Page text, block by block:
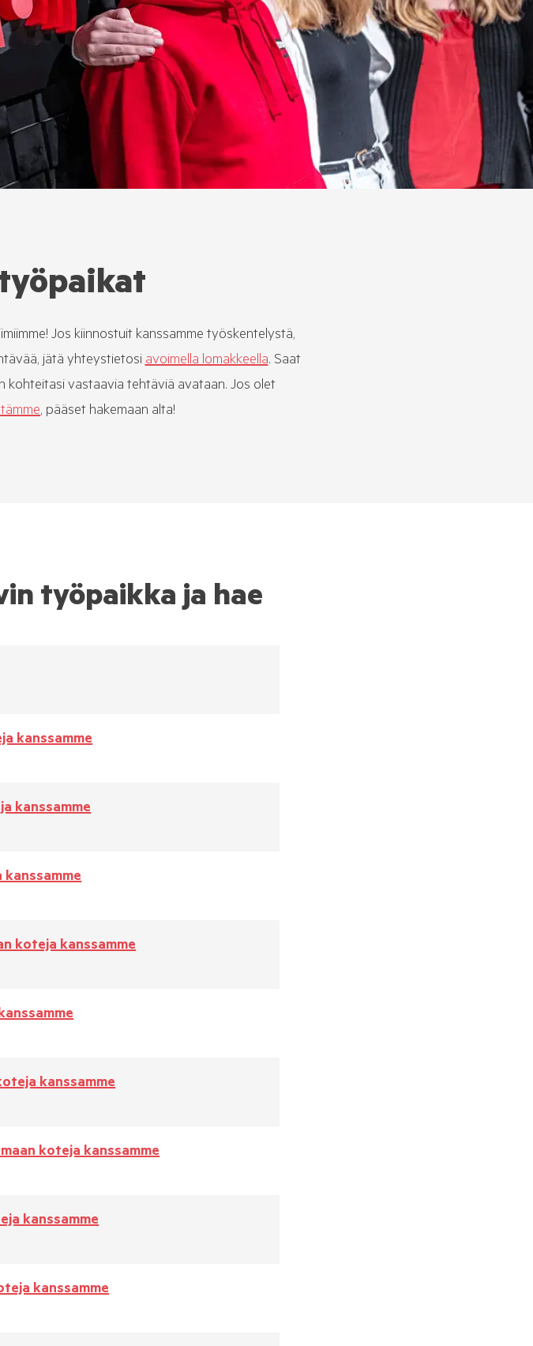
Jos kiinnostuit kanssamme työskentelystä,
jätä yhteystietosiavoimella lomakkeella. Saat
kohteitasi vastaavia tehtäviä avataan. Jos olet
, pääset hakemaan alta!
työpaikka ja hae
kanssamme
kanssamme
koteja kanssamme
kanssamme
koteja kanssamme
kanssamme
kanssamme